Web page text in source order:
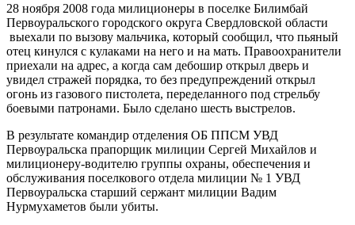
28 ноября 2008 года милиционеры в поселке Билимбай
Первоуральского городского округа Свердловской области
выехали по вызову мальчика, который сообщил, что пьяный
отец кинулся с кулаками на него и на мать. Правоохранители
приехали на адрес, а когда сам дебошир открыл дверь и
увидел стражей порядка, то без предупреждений открыл
огонь из газового пистолета, переделанного под стрельбу
боевыми патронами. Было сделано шесть выстрелов.
В результате командир отделения ОБ ППСМ УВД
Первоуральска прапорщик милиции Сергей Михайлов и
милиционеру-водителю группы охраны, обеспечения и
обслуживания поселкового отдела милиции № 1 УВД
Первоуральска старший сержант милиции Вадим
Нурмухаметов были убиты.